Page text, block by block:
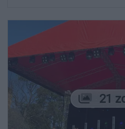
21